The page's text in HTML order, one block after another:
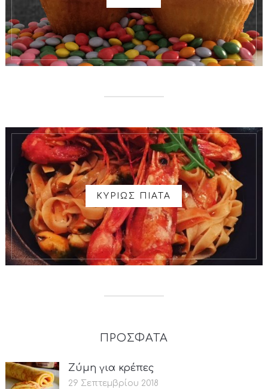
ΚΥΡΙΩΣ ΠΙΑΤΑ
ΠΡΟΣΦΑΤΑ
Ζύμη για κρέπες
29 Σεπτεμβρίου 2018